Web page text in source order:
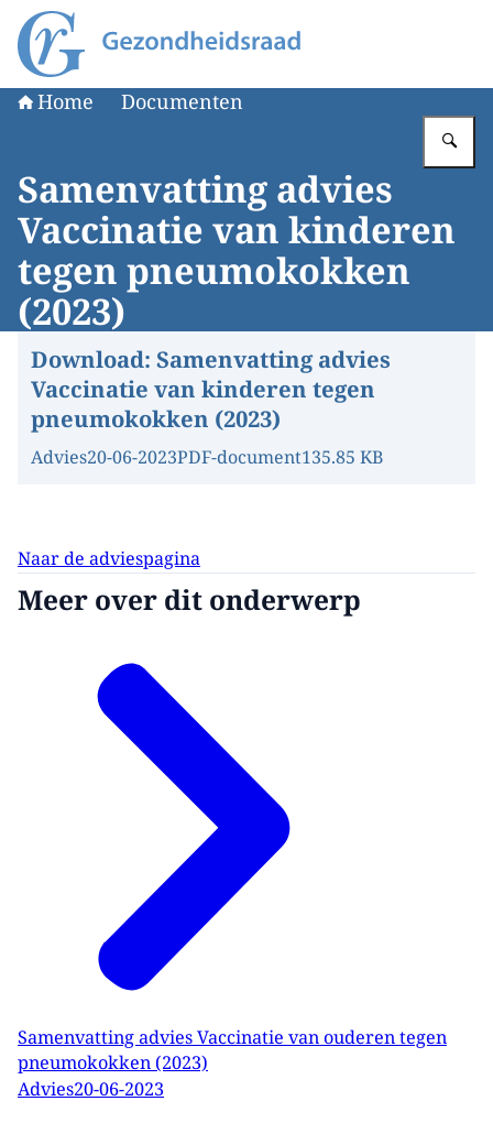
Naar de homepage van Gezondheidsraad
Home Documenten
Samenvatting advies
Vaccinatie van kinderen
tegen pneumokokken
(2023)
Download: Samenvatting advies
Vaccinatie van kinderen tegen
pneumokokken (2023)
Advies20-06-2023PDF-document135.85 KB
Naar de adviespagina
Meer over dit onderwerp
Samenvatting advies Vaccinatie van ouderen tegen
pneumokokken (2023)
Advies20-06-2023